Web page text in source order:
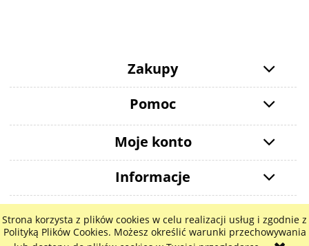
Strona korzysta z plików cookies w celu realizacji usług i zgodnie z
Polityką Plików Cookies. Możesz określić warunki przechowywania
Zakupy
Pomoc
Moje konto
Informacje
pokaż pełną wersję strony